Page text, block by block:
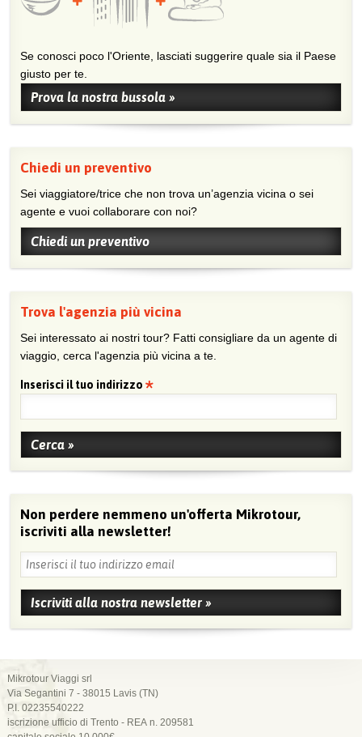
Se conosci poco l'Oriente, lasciati suggerire quale sia il Paese
giusto per te.
Prova la nostra bussola »
Chiedi un preventivo
Sei viaggiatore/trice che non trova un’agenzia vicina o sei
agente e vuoi collaborare con noi?
Chiedi un preventivo
Trova l'agenzia più vicina
Sei interessato ai nostri tour? Fatti consigliare da un agente di
viaggio, cerca l'agenzia più vicina a te.
Inserisci il tuo indirizzo
Non perdere nemmeno un'offerta Mikrotour,
iscriviti alla newsletter!
Mikrotour Viaggi srl
Via Segantini 7 - 38015 Lavis (TN)
P.I. 02235540222
iscrizione ufficio di Trento - REA n. 209581